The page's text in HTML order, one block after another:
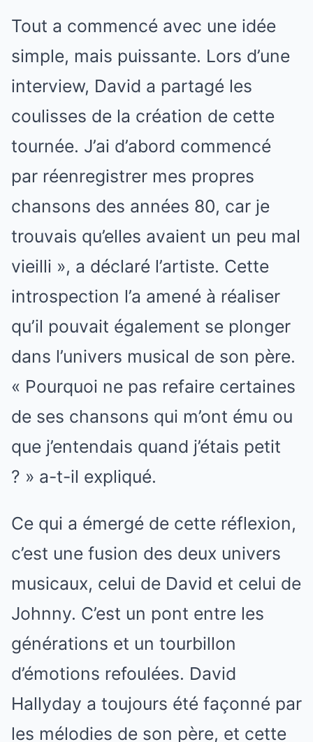
Tout a commencé avec une idée
simple, mais puissante. Lors d’une
interview, David a partagé les
coulisses de la création de cette
tournée. J’ai d’abord commencé
par réenregistrer mes propres
chansons des années 80, car je
trouvais qu’elles avaient un peu mal
vieilli », a déclaré l’artiste. Cette
introspection l’a amené à réaliser
qu’il pouvait également se plonger
dans l’univers musical de son père.
« Pourquoi ne pas refaire certaines
de ses chansons qui m’ont ému ou
que j’entendais quand j’étais petit
? » a-t-il expliqué.
Ce qui a émergé de cette réflexion,
c’est une fusion des deux univers
musicaux, celui de David et celui de
Johnny. C’est un pont entre les
générations et un tourbillon
d’émotions refoulées. David
Hallyday a toujours été façonné par
les mélodies de son père, et cette